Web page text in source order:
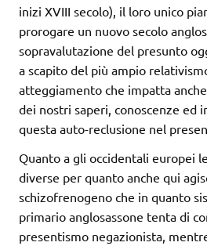
inizi XVIII secolo), il loro unico
prorogare un nuovo secolo
sopravalutazione del presunto
a scapito del più ampio
atteggiamento che impatta
dei nostri saperi, conoscenze ed
questa auto-reclusione nel
Quanto a gli occidentali europei
diverse per quanto anche qui
schizofrenogeno che in quanto
primario anglosassone tenta di
presentismo negazionista,